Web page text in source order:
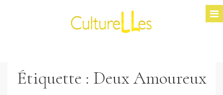
Étiquette : Deux Amoureux